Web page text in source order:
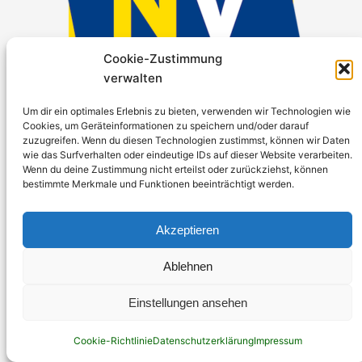
Cookie-Zustimmung
verwalten
Um dir ein optimales Erlebnis zu bieten, verwenden wir Technologien wie
Cookies, um Geräteinformationen zu speichern und/oder darauf
zuzugreifen. Wenn du diesen Technologien zustimmst, können wir Daten
wie das Surfverhalten oder eindeutige IDs auf dieser Website verarbeiten.
Wenn du deine Zustimmung nicht erteilst oder zurückziehst, können
bestimmte Merkmale und Funktionen beeinträchtigt werden.
Akzeptieren
Ablehnen
Einstellungen ansehen
Cookie-RichtlinieDatenschutzerklärungImpressum
Projektunterstützung: Niederösterreichische
Versicherung AG
Suchen